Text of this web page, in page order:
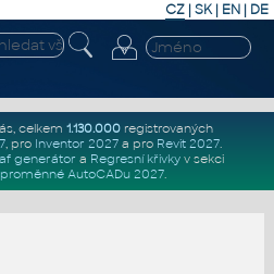
CZ | SK| EN | DE
celkem 1.130.000registrovaných
, pro Inventor 2027a pro Revit 2027.
generátor a Regresní křivkyv sekci
proměnné AutoCADu 2027.